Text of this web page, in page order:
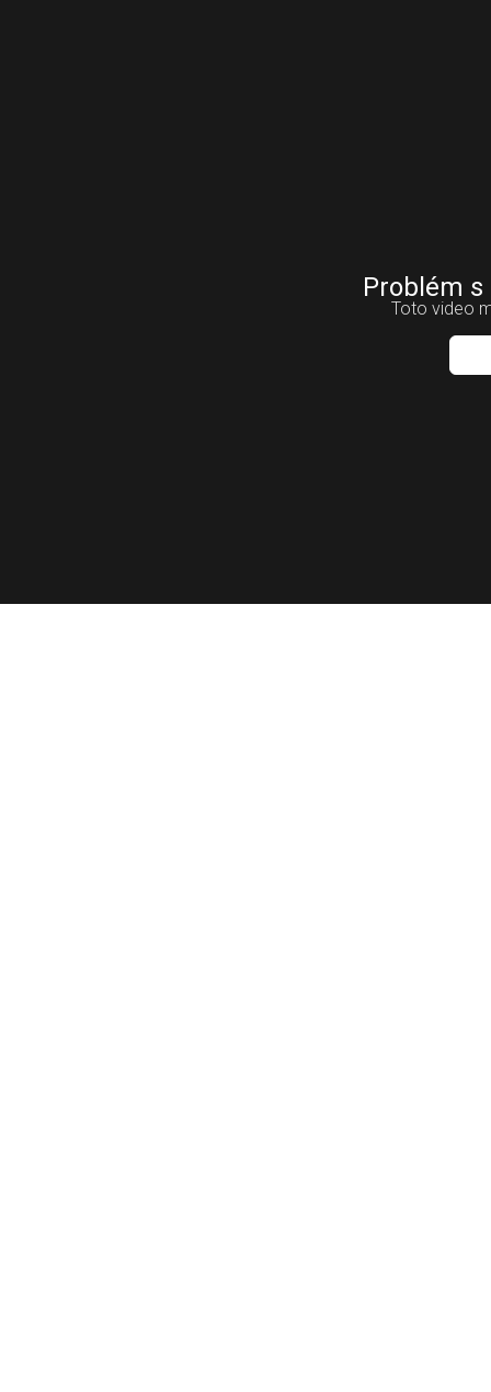
Problém
Toto video